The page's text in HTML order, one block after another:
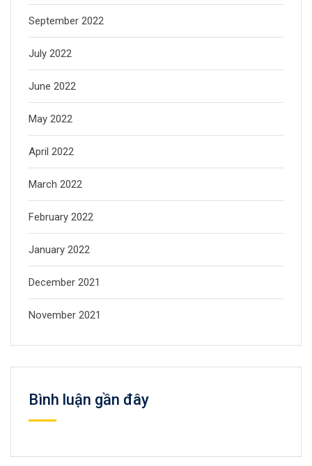
September 2022
July 2022
June 2022
May 2022
April 2022
March 2022
February 2022
January 2022
December 2021
November 2021
Bình luận gần đây